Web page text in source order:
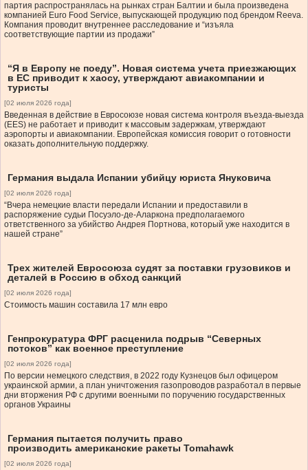
партия распространялась на рынках стран Балтии и была произведена
компанией Euro Food Service, выпускающей продукцию под брендом Reeva.
Компания проводит внутреннее расследование и “изъяла
соответствующие партии из продажи”
“Я в Европу не поеду”. Новая система учета приезжающих
в ЕС приводит к хаосу, утверждают авиакомпании и
туристы
[02 июля 2026 года]
Введенная в действие в Евросоюзе новая система контроля въезда-выезда
(EES) не работает и приводит к массовым задержкам, утверждают
аэропорты и авиакомпании. Европейская комиссия говорит о готовности
оказать дополнительную поддержку.
Германия выдала Испании убийцу юриста Януковича
[02 июля 2026 года]
“Вчера немецкие власти передали Испании и предоставили в
распоряжение судьи Посуэло-де-Аларкона предполагаемого
ответственного за убийство Андрея Портнова, который уже находится в
нашей стране”
Трех жителей Евросоюза судят за поставки грузовиков и
деталей в Россию в обход санкций
[02 июля 2026 года]
Стоимость машин составила 17 млн евро
Генпрокуратура ФРГ расценила подрыв “Северных
потоков” как военное преступление
[02 июля 2026 года]
По версии немецкого следствия, в 2022 году Кузнецов был офицером
украинской армии, а план уничтожения газопроводов разработал в первые
дни вторжения РФ с другими военными по поручению государственных
органов Украины
Германия пытается получить право
производить американские ракеты Tomahawk
[02 июля 2026 года]